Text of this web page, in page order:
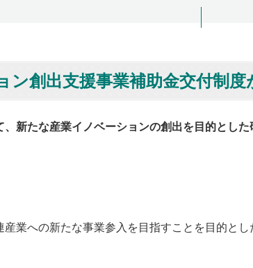
ン創出支援事業補助金交付制度
新たな産業イノベーションの創出を目的とし
の新たな事業参入を目指すことを目的とし